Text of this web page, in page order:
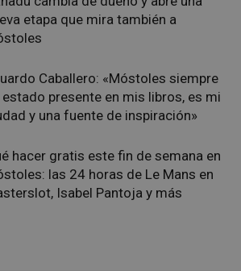
etapa que mira también a
Caballero: «Móstoles siempre
estado presente en mis libros, es mi
y una fuente de inspiración»
hacer gratis este fin de semana en
las 24 horas de Le Mans en
Isabel Pantoja y más
CookieScript
mostoleshoy.com
4 semanas